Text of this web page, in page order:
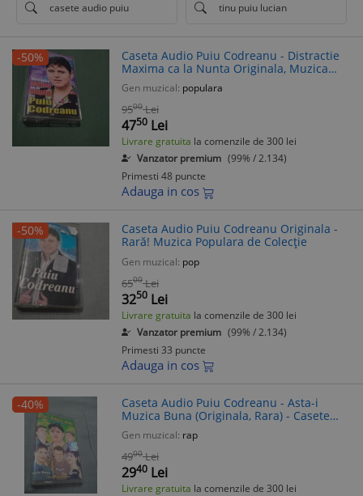
casete audio puiu tinu puiu lucian
-50%
Caseta Audio Puiu Codreanu - Distractie
Maxima ca la Nunta Originala, Muzica
Populara Petrecere
Gen muzical: populara
9500 Lei
4750 Lei
Livrare gratuita la comenzile de 300 lei
Vanzator premium (99% / 2.134)
Primesti 48 puncte
Adauga in cos
-50%
Caseta Audio Puiu Codreanu Originala -
Rară! Muzica Populara de Colecție
Gen muzical: pop
6500 Lei
3250 Lei
Livrare gratuita la comenzile de 300 lei
Vanzator premium (99% / 2.134)
Primesti 33 puncte
Adauga in cos
-40%
Caseta Audio Puiu Codreanu - Asta-i
Muzica Buna (Originala, Rara) - Casete
Muzica
Gen muzical: rap
4900 Lei
2940 Lei
Livrare gratuita la comenzile de 300 lei